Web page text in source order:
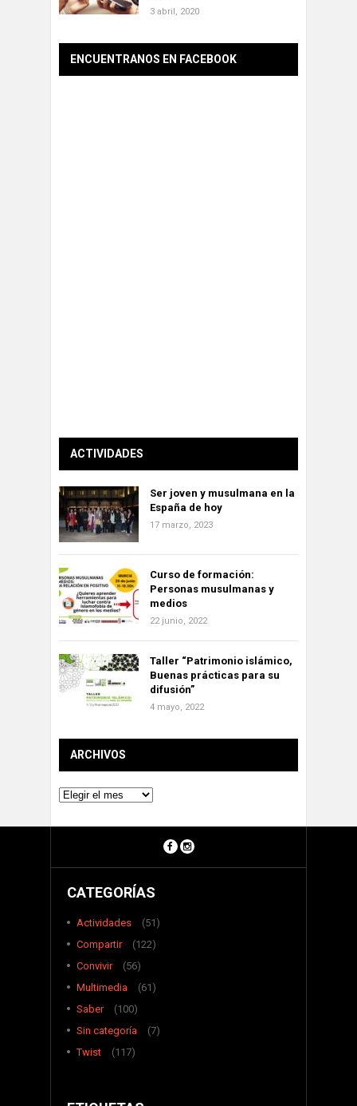
3 abril, 2020
ENCUENTRANOS EN FACEBOOK
ACTIVIDADES
Ser joven y musulmana en la
España de hoy
17 marzo, 2023
Curso de formación:
Personas musulmanas y
medios
22 junio, 2022
Taller “Patrimonio islámico,
Buenas prácticas para su
difusión”
4 mayo, 2022
ARCHIVOS
Archivos
CATEGORÍAS
Actividades
(51)
Compartir
(122)
Convivir
(56)
Multimedia
(61)
Saber
(100)
Sin categoría
(7)
Twist
(117)